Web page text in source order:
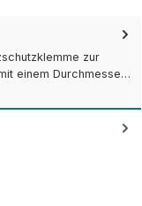
zur
einem Durchmesse…